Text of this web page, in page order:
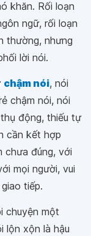
khăn. Rối loạn
ngữ, rối loạn
thường, nhưng
lời nói.
chậm nói, nói
chậm nói, nói
động, thiếu tự
cần kết hợp
chưa đúng, với
mọi người, vui
tiếp.
chuyện một
lộn xộn là hậu